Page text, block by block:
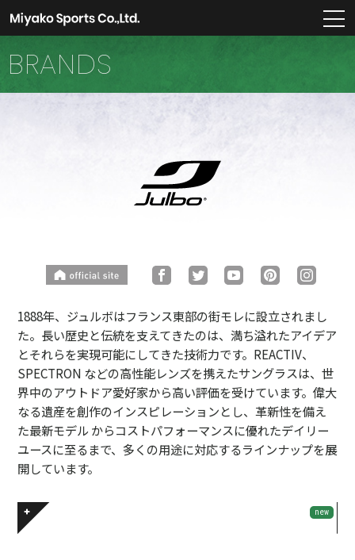
BRANDS
1888年、ジュルボはフランス東部の街モレに設立されまし
た。長い歴史と伝統を支えてきたのは、満ち溢れたアイデア
とそれらを実現可能にしてきた技術力です。REACTIV、
SPECTRON などの高性能レンズを携えたサングラスは、世
界中のアウトドア愛好家から高い評価を受けています。偉大
なる遺産を創作のインスピレーションとし、革新性を備え
た最新モデル からコストパフォーマンスに優れたデイリー
ユースに至るまで、多くの用途に対応するラインナップを展
開しています。
new